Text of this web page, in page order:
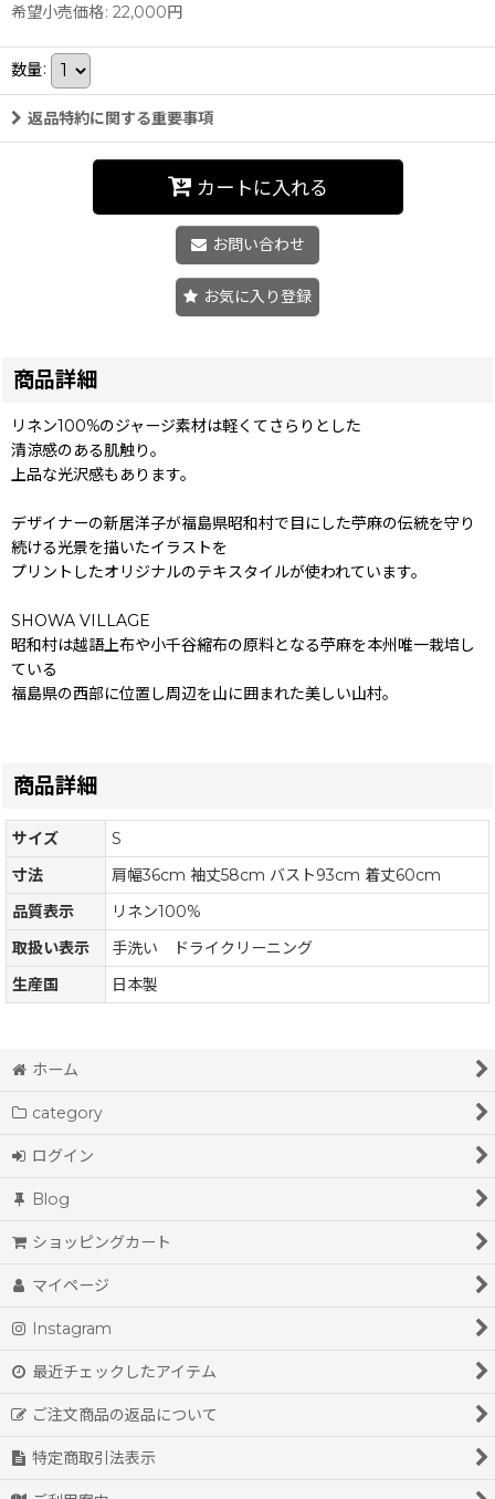
希望小売価格: 22,000円
数量:
返品特約に関する重要事項
カートに入れる
お問い合わせ
お気に入り登録
商品詳細
リネン100%のジャージ素材は軽くてさらりとした
清涼感のある肌触り。
上品な光沢感もあります。
デザイナーの新居洋子が福島県昭和村で目にした苧麻の伝統を守り
続ける光景を描いたイラストを
プリントしたオリジナルのテキスタイルが使われています。
SHOWA VILLAGE
昭和村は越語上布や小千谷縮布の原料となる苧麻を本州唯一栽培し
ている
福島県の西部に位置し周辺を山に囲まれた美しい山村。
商品詳細
サイズ
S
寸法
肩幅36cm 袖丈58cm バスト93cm 着丈60cm
品質表示
リネン100%
取扱い表示
手洗い ドライクリーニング
生産国
日本製
ホーム
category
ログイン
Blog
ショッピングカート
マイページ
Instagram
最近チェックしたアイテム
ご注文商品の返品について
特定商取引法表示